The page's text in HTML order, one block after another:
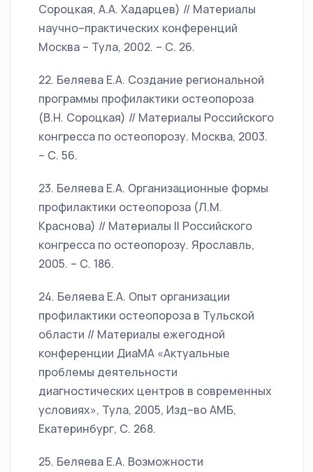
Сороцкая, А.А. Хадарцев) // Материалы
научно–практических конференций
Москва – Тула, 2002. – С. 26.
22. Беляева Е.А. Создание региональной
программы профилактики остеопороза
(В.Н. Сороцкая) // Материалы Российского
конгресса по остеопорозу. Москва, 2003.
– С. 56.
23. Беляева Е.А. Организационные формы
профилактики остеопороза (Л.М.
Краснова) // Материалы II Российского
конгресса по остеопорозу. Ярославль,
2005. – С. 186.
24. Беляева Е.А. Опыт организации
профилактики остеопороза в Тульской
области // Материалы ежегодной
конференции ДиаМА «Актуальные
проблемы деятельности
диагностических центров в современных
условиях», Тула, 2005, Изд–во АМБ,
Екатеринбург, С. 268.
25. Беляева Е.А. Возможности